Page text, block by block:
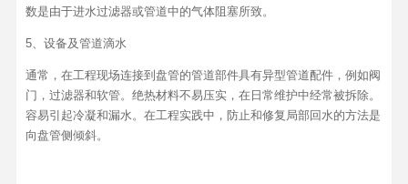
数是由于进水过滤器或管道中的气体阻塞所致。
5、设备及管道滴水
通常，在工程现场连接到盘管的管道部件具有异型管道配件，例如阀
门，过滤器和软管。绝热材料不易压实，在日常维护中经常被拆除。
容易引起冷凝和漏水。在工程实践中，防止和修复局部回水的方法是
向盘管侧倾斜。